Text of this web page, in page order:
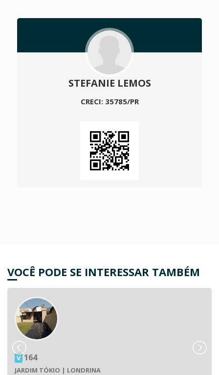
STEFANIE LEMOS
CRECI: 35785/PR
VOCÊ PODE SE INTERESSAR TAMBÉM
V 164
JARDIM TÓKIO | LONDRINA